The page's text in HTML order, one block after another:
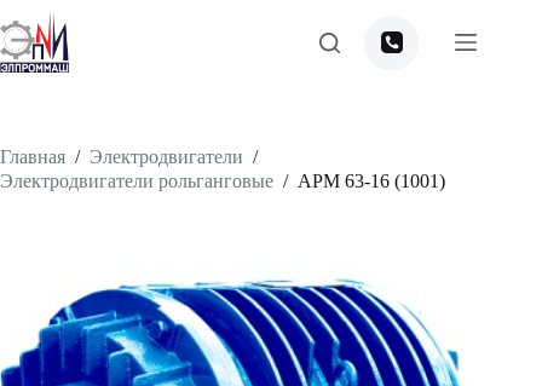
Перейти
к
сути
Главная / Электродвигатели /
Электродвигатели рольганговые / APM 63-16 (1001)